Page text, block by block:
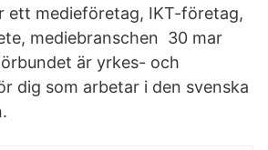
ett medieföretag, IKT-företag,
mediebranschen 30 mar
är yrkes- och
dig som arbetar i den svenska